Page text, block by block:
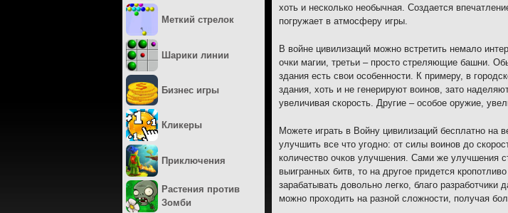
хоть и несколько необычная. Создается
погружает в атмосферу игры.
В войне цивилизаций можно встретить немало
очки магии, третьи – просто стреляющие башни.
здания есть свои особенности. К примеру, в
здания, хоть и не генерируют воинов, зато
увеличивая скорость. Другие – особое оружие,
Можете играть в Войну цивилизаций бесплатно на
улучшить все что угодно: от силы воинов до
количество очков улучшения. Сами же улучшения
выигранных битв, то на другое придется
зарабатывать довольно легко, благо
можно проходить на разной сложности, получая
Меткий стрелок
Шарики линии
Бизнес игры
Кликеры
Приключения
Растения против
Зомби